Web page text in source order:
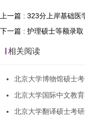
上一篇 : 323分上岸基础
下一篇 : 护理硕士等额录
相关阅读
北京大学博物馆硕士
北京大学国际中文教
北京大学翻译硕士考